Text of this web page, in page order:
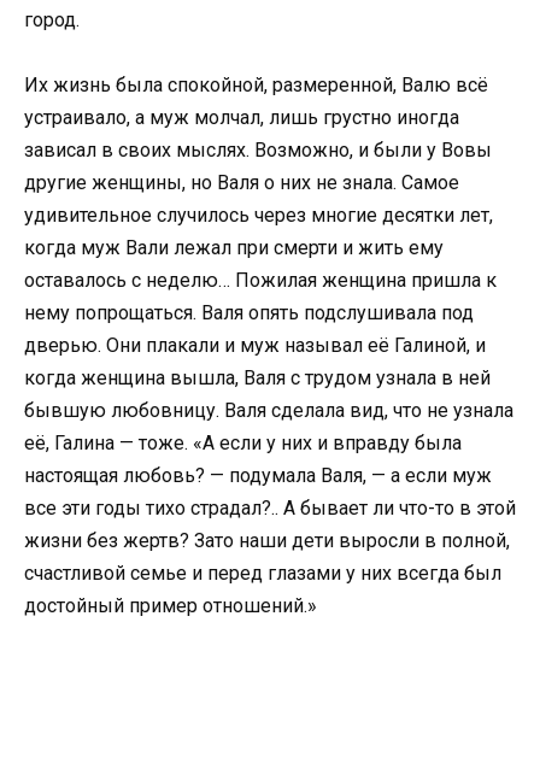
город.
Их жизнь была спокойной, размеренной, Валю всё
устраивало, а муж молчал, лишь грустно иногда
зависал в своих мыслях. Возможно, и были у Вовы
другие женщины, но Валя о них не знала. Самое
удивительное случилось через многие десятки лет,
когда муж Вали лежал при смерти и жить ему
оставалось с неделю… Пожилая женщина пришла к
нему попрощаться. Валя опять подслушивала под
дверью. Они плакали и муж называл её Галиной, и
когда женщина вышла, Валя с трудом узнала в ней
бывшую любовницу. Валя сделала вид, что не узнала
её, Галина — тоже. «А если у них и вправду была
настоящая любовь? — подумала Валя, — а если муж
все эти годы тихо страдал?.. А бывает ли что-то в этой
жизни без жертв? Зато наши дети выросли в полной,
счастливой семье и перед глазами у них всегда был
достойный пример отношений.»